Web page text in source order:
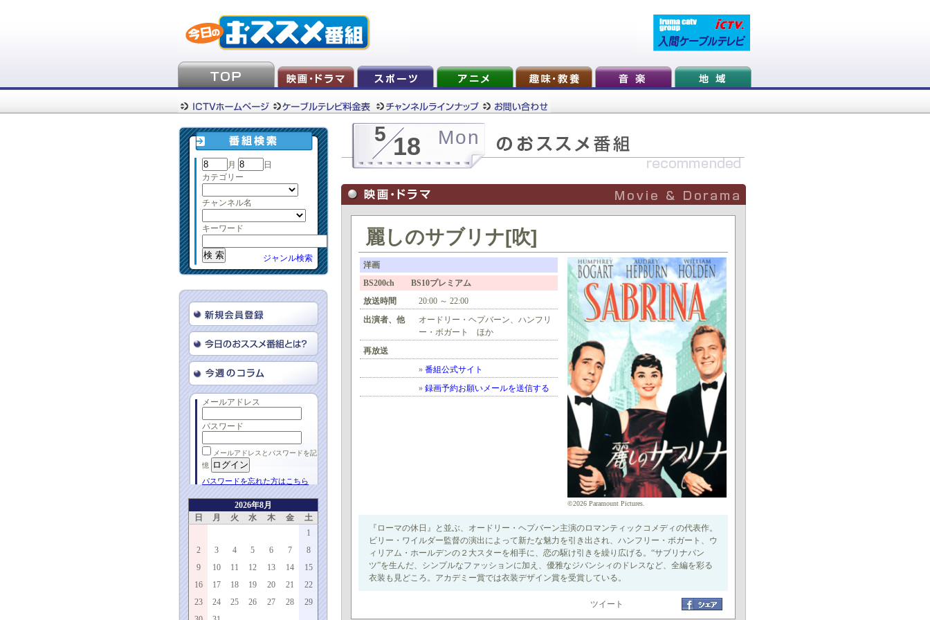
月
日
カテゴリー
チャンネル名
キーワード
ジャンル検索
メールアドレス
パスワード
メールアドレスとパスワードを記
憶
パスワードを忘れた方はこちら
2026年8月
日
月 火 水 木 金
土
1
2
3 4 5 6 7
8
9
10 11 12 13 14
15
16
17 18 19 20 21
22
23
24 25 26 27 28
29
5 18 Mon
麗しのサブリナ[吹]
洋画
BS200ch BS10プレミアム
放送時間
20:00 ～ 22:00
出演者、他
オードリー・ヘプバーン、ハンフリ
ー・ボガート ほか
再放送
» 番組公式サイト
» 録画予約お願いメールを送信する
©2026 Paramount Pictures.
『ローマの休日』と並ぶ、オードリー・ヘプバーン主演のロマンティックコメディの代表作。
ビリー・ワイルダー監督の演出によって新たな魅力を引き出され、ハンフリー・ボガート、ウ
ィリアム・ホールデンの２大スターを相手に、恋の駆け引きを繰り広げる。“サブリナパン
ツ”を生んだ、シンプルなファッションに加え、優雅なジバンシィのドレスなど、全編を彩る
衣装も見どころ。アカデミー賞では衣装デザイン賞を受賞している。
ツイート